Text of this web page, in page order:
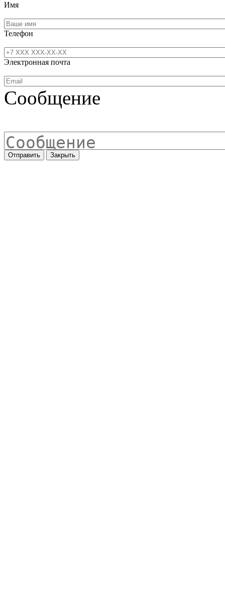
Имя
Телефон
Электронная почта
Сообщение
Отправить Закрыть